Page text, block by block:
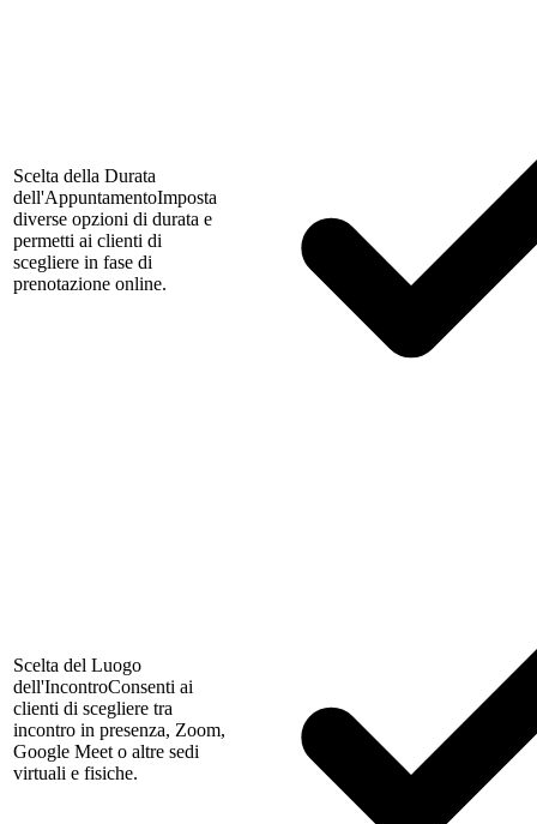
Scelta della Durata
dell'AppuntamentoImposta
diverse opzioni di durata e
permetti ai clienti di
scegliere in fase di
prenotazione online.
Scelta del Luogo
dell'IncontroConsenti ai
clienti di scegliere tra
incontro in presenza, Zoom,
Google Meet o altre sedi
virtuali e fisiche.